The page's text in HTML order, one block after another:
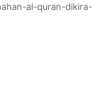
al-quran-dikira-